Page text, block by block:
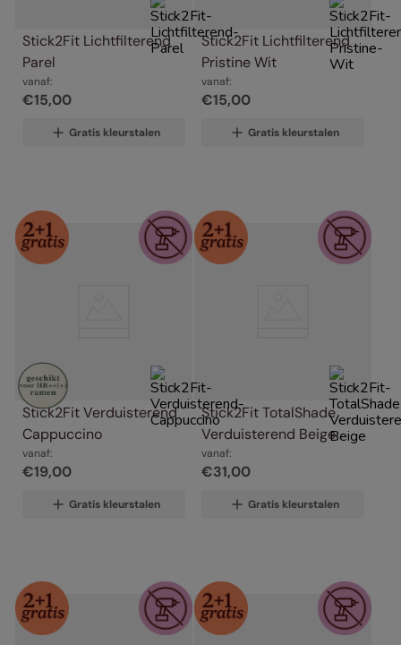
Stick2Fit Lichtfilterend
Parel
vanaf:
€15,00
Gratis kleurstalen
Stick2Fit Lichtfilterend
Pristine Wit
vanaf:
€15,00
Gratis kleurstalen
Stick2Fit Verduisterend
Cappuccino
vanaf:
€19,00
Gratis kleurstalen
Stick2Fit TotalShade
Verduisterend Beige
vanaf:
€31,00
Gratis kleurstalen